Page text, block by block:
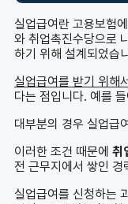
실업급여란 고용보험
와 취업촉진수당으로
하기 위해 설계되었습
실업급여를 받기 위해
다는 점입니다. 예를
대부분의 경우 실업급
이러한 조건 때문에 취
전 근무지에서 쌓인
실업급여를 신청하는